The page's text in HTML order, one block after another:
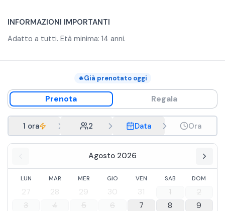
INFORMAZIONI IMPORTANTI
Adatto a tutti. Età minima: 14 anni.
🔥Già prenotato oggi
Prenota Regala
1 ora 2 Data Ora
Agosto 2026
LUN MAR MER GIO VEN SAB DOM
27 28 29 30 31 1
2
3
4 5 6 7 8
9